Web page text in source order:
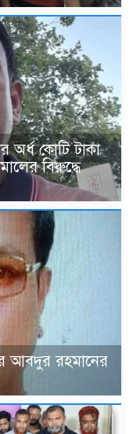
অর্ধ কোটি টাকা
বিরুদ্ধে
আবদুর রহমানের